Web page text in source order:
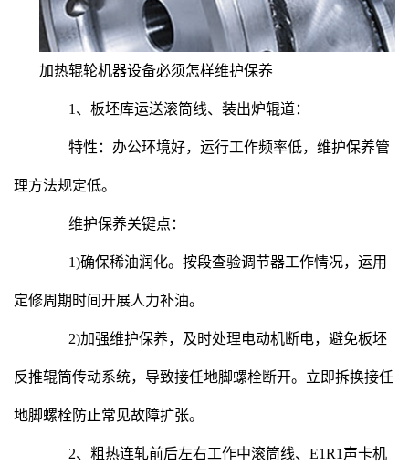
加热辊轮机器设备必须怎样维护保养
1、板坯库运送滚筒线、装出炉辊道：
特性：办公环境好，运行工作频率低，维护保养管
理方法规定低。
维护保养关键点：
1)确保稀油润化。按段查验调节器工作情况，运用
定修周期时间开展人力补油。
2)加强维护保养，及时处理电动机断电，避免板坯
反推辊筒传动系统，导致接任地脚螺栓断开。立即拆换接任
地脚螺栓防止常见故障扩张。
2、粗热连轧前后左右工作中滚筒线、E1R1声卡机